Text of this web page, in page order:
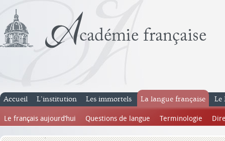
Accueil L’institution Les immortels La langue française
Le français aujourd’hui Questions de langue Terminologie
Le